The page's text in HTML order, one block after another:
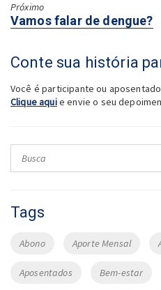
Próximo
Anterior:
Vamos falar de dengue?
Conte sua história
Você é participante ou
Clique aquie envie o seu
Tags
Abono Aporte Mensal
Aposentados Bem-estar